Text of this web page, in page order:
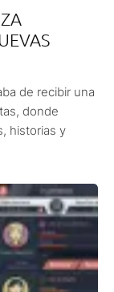
de recibir una
donde
historias y